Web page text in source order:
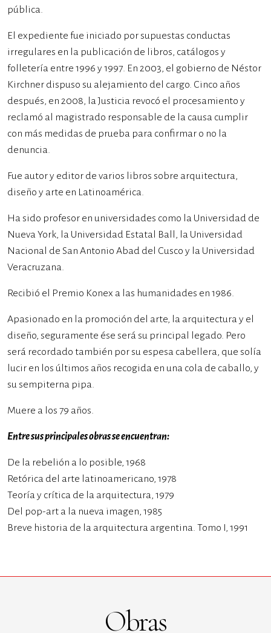
pública.
El expediente fue iniciado por supuestas conductas
irregulares en la publicación de libros, catálogos y
folletería entre 1996 y 1997. En 2003, el gobierno de Néstor
Kirchner dispuso su alejamiento del cargo. Cinco años
después, en 2008, la Justicia revocó el procesamiento y
reclamó al magistrado responsable de la causa cumplir
con más medidas de prueba para confirmar o no la
denuncia.
Fue autor y editor de varios libros sobre arquitectura,
diseño y arte en Latinoamérica.
Ha sido profesor en universidades como la Universidad de
Nueva York, la Universidad Estatal Ball, la Universidad
Nacional de San Antonio Abad del Cusco y la Universidad
Veracruzana.
Recibió el Premio Konex a las humanidades en 1986.
Apasionado en la promoción del arte, la arquitectura y el
diseño, seguramente ése será su principal legado. Pero
será recordado también por su espesa cabellera, que solía
lucir en los últimos años recogida en una cola de caballo, y
su sempiterna pipa.
Muere a los 79 años.
Entre sus principales obras se encuentran:
De la rebelión a lo posible, 1968
Retórica del arte latinoamericano, 1978
Teoría y crítica de la arquitectura, 1979
Del pop-art a la nueva imagen, 1985
Breve historia de la arquitectura argentina. Tomo I, 1991
Obras